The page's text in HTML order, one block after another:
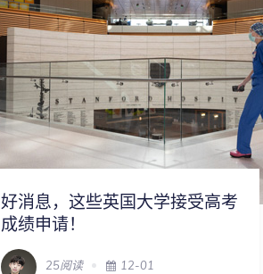
好消息，这些英国大学接受高考
成绩申请！
25阅读 12-01